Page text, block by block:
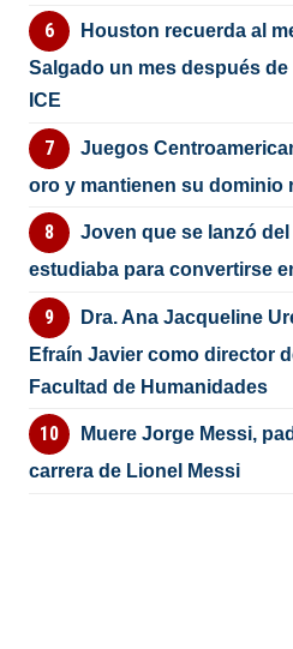
Houston recuerda al
Salgado un mes después
ICE
Juegos
oro y mantienen su dominio
Joven que se lanzó
estudiaba para convertirse
Dra. Ana Jacqueline
Efraín Javier como director
Facultad de Humanidades
Muere Jorge Messi,
carrera de Lionel Messi